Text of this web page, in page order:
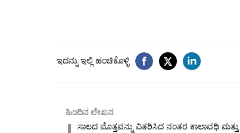
ಇದನ್ನು ಇಲ್ಲಿ ಹಂಚಿಕೊಳ್ಳಿ
ಹಿಂದಿನ ಲೇಖನ
ಸಾಲದ ಮೊತ್ತವನ್ನು ವಿತರಿಸಿದ ನಂತರ ಕಾಲಾವಧಿ